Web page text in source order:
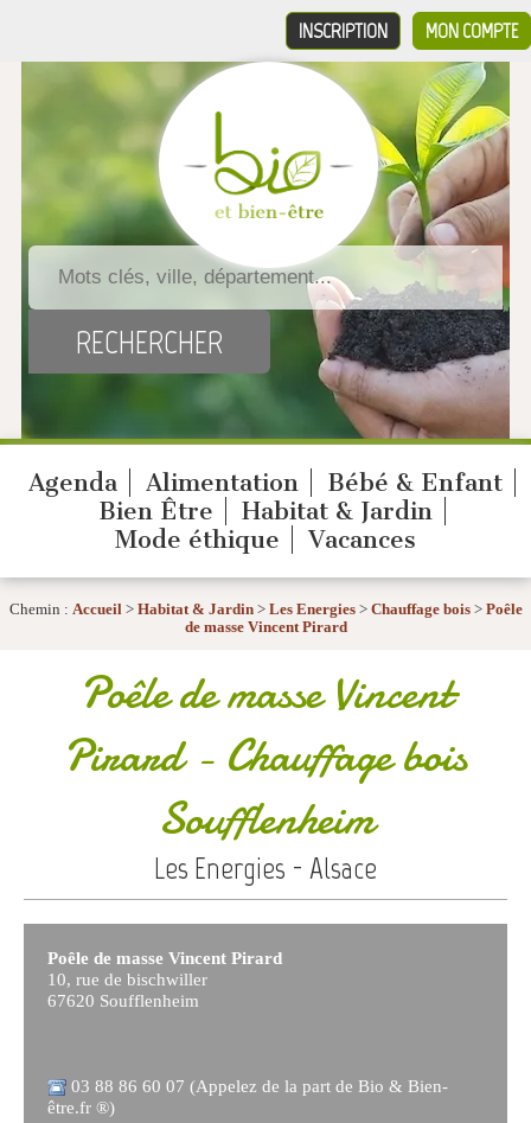
MON COMPTE
INSCRIPTION
Agenda Alimentation
Bébé & Enfant
Bien Être
Habitat & Jardin
Mode éthique
Vacances
Chemin : Accueil> Habitat & Jardin> Les Energies> Chauffage bois > Poêle
de masse Vincent Pirard
Poêle de masse Vincent
Pirard- Chauffage bois
Soufflenheim
Les Energies - Alsace
Poêle de masse Vincent Pirard
10, rue de bischwiller
67620 Soufflenheim
03 88 86 60 07 (Appelez de la part de Bio & Bien-
être.fr ®)